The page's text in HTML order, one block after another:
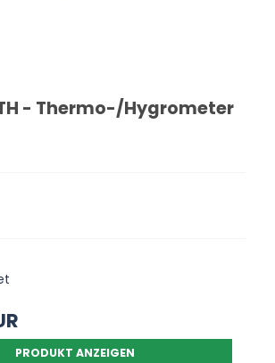
- Thermo-/Hygrometer
PRODUKT ANZEIGEN